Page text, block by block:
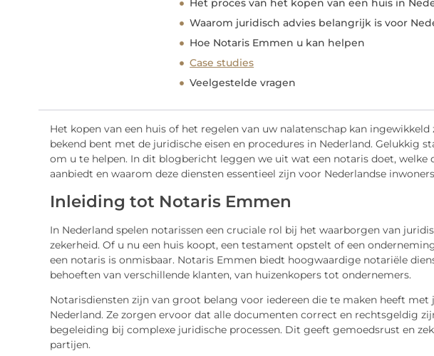
Het proces van het kopen van een huis in
Waarom juridisch advies belangrijk is voor
Hoe Notaris Emmen u kan helpen
Case studies
Veelgestelde vragen
Het kopen van een huis of het regelen van uw nalatenschap kan ingewikkeld
bekend bent met de juridische eisen en procedures in Nederland. Gelukkig
om u te helpen. In dit blogbericht leggen we uit wat een notaris doet, welke
aanbiedt en waarom deze diensten essentieel zijn voor Nederlandse
Inleiding tot Notaris Emmen
In Nederland spelen notarissen een cruciale rol bij het waarborgen van
zekerheid. Of u nu een huis koopt, een testament opstelt of een
een notaris is onmisbaar. Notaris Emmen biedt hoogwaardige notariële
behoeften van verschillende klanten, van huizenkopers tot ondernemers.
Notarisdiensten zijn van groot belang voor iedereen die te maken heeft met
Nederland. Ze zorgen ervoor dat alle documenten correct en rechtsgeldig
begeleiding bij complexe juridische processen. Dit geeft gemoedsrust en
partijen.